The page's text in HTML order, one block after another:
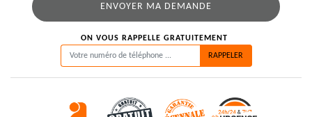
ON VOUS RAPPELLE GRATUITEMENT